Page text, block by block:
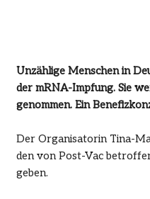
Unzählige Menschen in
der mRNA-Impfung. Sie
genommen. Ein
Der Organisatorin Tina-
den von Post-Vac
geben.